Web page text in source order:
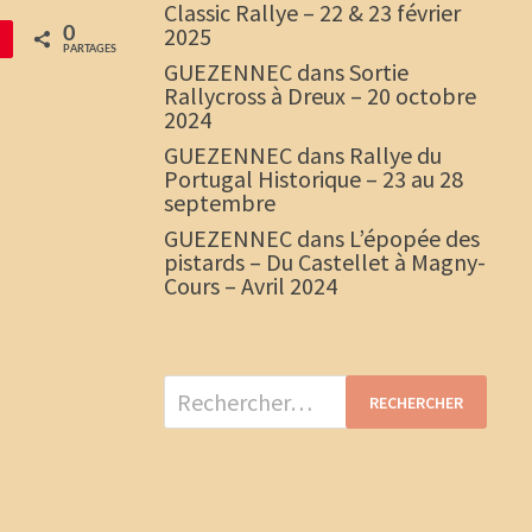
0
PARTAGES
Classic Rallye – 22 & 23 février
2025
GUEZENNEC dansSortie
Rallycross à Dreux – 20 octobre
2024
GUEZENNEC dans Rallye du
Portugal Historique – 23 au 28
septembre
GUEZENNEC dans L’épopée des
pistards – Du Castellet à Magny-
Cours – Avril 2024
Rechercher :